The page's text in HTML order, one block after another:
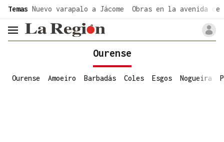
Temas Nuevo varapalo a Jácome Obras en la avenida de
header.menu.open
Ourense
Ourense Amoeiro Barbadás Coles Esgos Nogueira